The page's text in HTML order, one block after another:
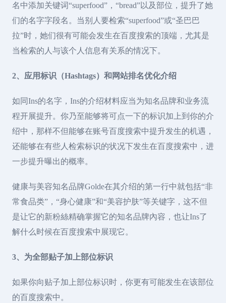
名中添加关键词“superfood”，“bread”以及部位，提升了她
们的名字字段名。当别人要检索“superfood”或“圣巴巴
拉”时，她们很有可能会发生在百度搜索的顶端，尤其是
当检索的人与该个人信息有关系的情况下。
2、应用标识（Hashtags）和网站排名优化介绍
如同Ins的名字，Ins的介绍材料应当为知名品牌和业务流
程开展提升。你乃至能够将可点一下的标识加上到你的介
绍中，那样不但能够在账号百度搜索中提升发生的机遇，
还能够在有些人检索标识的状况下发生在百度搜索中，进
一步提升曝出的概率。
健康与美容知名品牌Golde在其介绍的第一行中就包括“非
常食品类”，“身心健康”和“美容护肤”等关键字，这不但
是让它的新粉絲精确掌握它的知名品牌內容，也让Ins了
解什么时候在百度搜索中展现它。
3、为全部贴子加上部位标识
如果你向贴子加上部位标识时，你更有可能发生在该部位
的百度搜索中。